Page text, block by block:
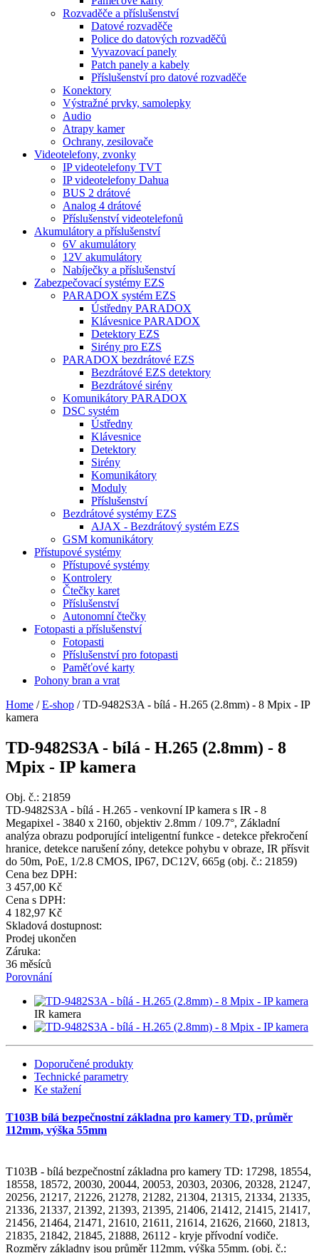
Rozvaděče a příslušenství
Datové rozvaděče
Police do datových rozvaděčů
Vyvazovací panely
Patch panely a kabely
Příslušenství pro datové rozvaděče
Konektory
Výstražné prvky, samolepky
Audio
Atrapy kamer
Ochrany, zesilovače
Videotelefony, zvonky
IP videotelefony TVT
IP videotelefony Dahua
BUS 2 drátové
Analog 4 drátové
Příslušenství videotelefonů
Akumulátory a příslušenství
6V akumulátory
12V akumulátory
Nabíječky a příslušenství
Zabezpečovací systémy EZS
PARADOX systém EZS
Ústředny PARADOX
Klávesnice PARADOX
Detektory EZS
Sirény pro EZS
PARADOX bezdrátové EZS
Bezdrátové EZS detektory
Bezdrátové sirény
Komunikátory PARADOX
DSC systém
Ústředny
Klávesnice
Detektory
Sirény
Komunikátory
Moduly
Příslušenství
Bezdrátové systémy EZS
AJAX - Bezdrátový systém EZS
GSM komunikátory
Přístupové systémy
Přístupové systémy
Kontrolery
Čtečky karet
Příslušenství
Autonomní čtečky
Fotopasti a příslušenství
Fotopasti
Příslušenství pro fotopasti
Paměťové karty
Pohony bran a vrat
Home / E-shop /TD-9482S3A - bílá - H.265 (2.8mm) - 8 Mpix - IP
kamera
TD-9482S3A - bílá - H.265 (2.8mm) - 8
Mpix - IP kamera
Obj. č.: 21859
TD-9482S3A - bílá - H.265 - venkovní IP kamera s IR - 8
Megapixel - 3840 x 2160, objektiv 2.8mm / 109.7°, Základní
analýza obrazu podporující inteligentní funkce - detekce překročení
hranice, detekce narušení zóny, detekce pohybu v obraze, IR přísvit
do 50m, PoE, 1/2.8 CMOS, IP67, DC12V, 665g (obj. č.: 21859)
Cena bez DPH:
3 457,00 Kč
Cena s DPH:
4 182,97 Kč
Skladová dostupnost:
Prodej ukončen
Záruka:
36 měsíců
Porovnání
IR kamera
Doporučené produkty
Technické parametry
Ke stažení
T103B bílá bezpečnostní základna pro kamery TD, průměr
112mm, výška 55mm
T103B - bílá bezpečnostní základna pro kamery TD: 17298, 18554,
18558, 18572, 20030, 20044, 20053, 20303, 20306, 20328, 21247,
20256, 21217, 21226, 21278, 21282, 21304, 21315, 21334, 21335,
21336, 21337, 21392, 21393, 21395, 21406, 21412, 21415, 21417,
21456, 21464, 21471, 21610, 21611, 21614, 21626, 21660, 21813,
21835, 21842, 21845, 21888, 26112 - kryje přívodní vodiče.
Rozměry základny jsou průměr 112mm, výška 55mm. (obj. č.: